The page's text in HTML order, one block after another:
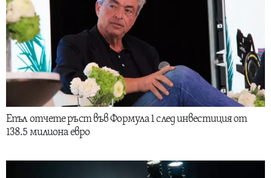
Епъл отчете ръст във Формула 1 след инвестиция от
138.5 милиона евро